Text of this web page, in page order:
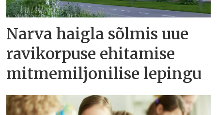
Narva haigla sõlmis uue
ravikorpuse ehitamise
mitmemiljonilise lepingu